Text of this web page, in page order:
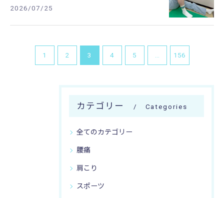
2026/07/25
1 2 3 4 5 156
カテゴリー Categories
全てのカテゴリー
腰痛
肩こり
スポーツ